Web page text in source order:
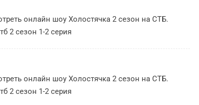
онлайн шоу Холостячка 2 сезон на СТБ.
2 сезон 1-2 серия
онлайн шоу Холостячка 2 сезон на СТБ.
2 сезон 1-2 серия